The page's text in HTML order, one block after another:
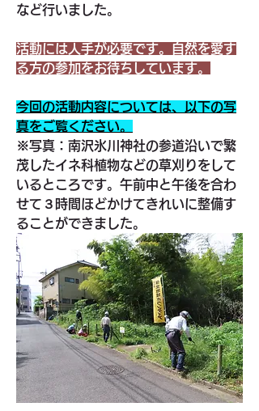
など行いました。
活動には人手が必要です。自然を愛す
る方の参加をお待ちしています。
今回の活動内容については、以下の写
真をご覧ください。
※写真：南沢氷川神社の参道沿いで繁
茂したイネ科植物などの草刈りをして
いるところです。午前中と午後を合わ
せて３時間ほどかけてきれいに整備す
ることができました。